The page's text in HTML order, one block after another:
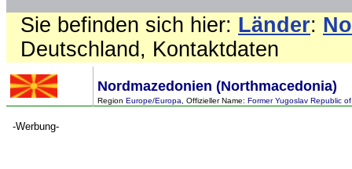
Sie befinden sich hier: Länder:
Deutschland, Kontaktdaten
Nordmazedonien (Northmacedonia)
Region Europe/Europa , Offizieller Name: Former Yugoslav Republic
-Werbung-